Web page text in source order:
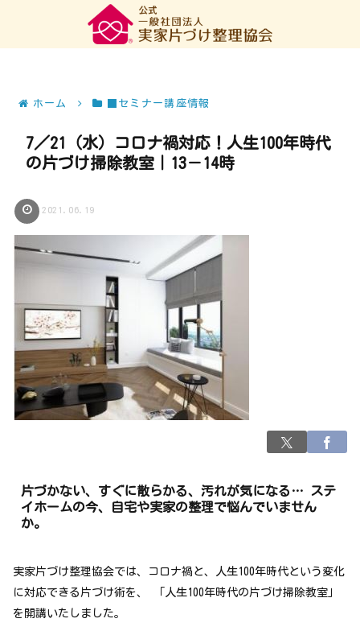
ホーム ■セミナー講座情報
7／21（水）コロナ禍対応！人生100年時代
の片づけ掃除教室｜13－14時
2021.06.19
片づかない、すぐに散らかる、汚れが気になる… ステ
イホームの今、自宅や実家の整理で悩んでいません
か。
実家片づけ整理協会では、コロナ禍と、人生100年時代という変化
に対応できる片づけ術を、 「人生100年時代の片づけ掃除教室」
を開講いたしました。